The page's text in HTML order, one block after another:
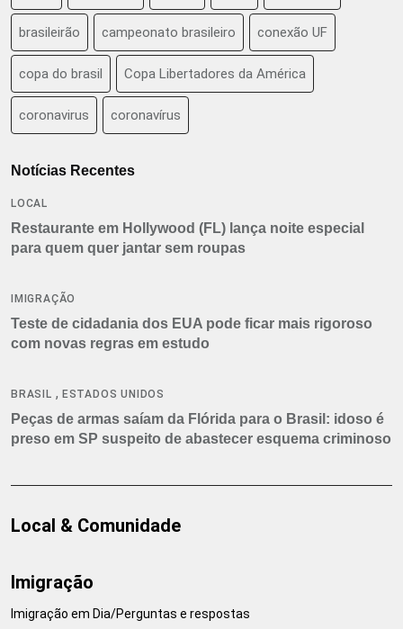
brasileirão campeonato brasileiro conexão UF
copa do brasil Copa Libertadores da América
coronavirus coronavírus
Notícias Recentes
LOCAL
Restaurante em Hollywood (FL) lança noite especial
para quem quer jantar sem roupas
IMIGRAÇÃO
Teste de cidadania dos EUA pode ficar mais rigoroso
com novas regras em estudo
BRASIL , ESTADOS UNIDOS
Peças de armas saíam da Flórida para o Brasil: idoso é
preso em SP suspeito de abastecer esquema criminoso
Local & Comunidade
Imigração
Imigração em Dia/Perguntas e respostas